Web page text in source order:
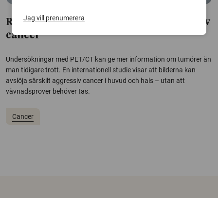
Rutinundersökning kan avslöja aggressiv
cancer
Undersökningar med PET/CT kan ge mer information om tumörer än
man tidigare trott. En internationell studie visar att bilderna kan
avslöja särskilt aggressiv cancer i huvud och hals – utan att
vävnadsprover behöver tas.
Cancer
Jag vill prenumerera